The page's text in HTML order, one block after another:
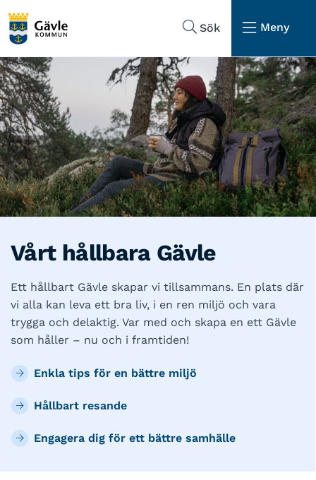
Sök
Meny
Vårt hållbara Gävle
Ett hållbart Gävle skapar vi tillsammans. En plats där
vi alla kan leva ett bra liv, i en ren miljö och vara
trygga och delaktig. Var med och skapa en ett Gävle
som håller – nu och i framtiden!
Enkla tips för en bättre miljö
Hållbart resande
Engagera dig för ett bättre samhälle